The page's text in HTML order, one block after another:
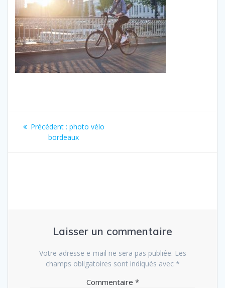
Navigation
Précédent : Article
précédent
photo vélo
bordeaux
Laisser un commentaire
Votre adresse e-mail ne sera pas publiée. Les
champs obligatoires sont indiqués avec *
Commentaire *